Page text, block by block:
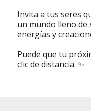
Invita a tus seres
un mundo lleno
energías y
Puede que tu
clic de distancia. ✨